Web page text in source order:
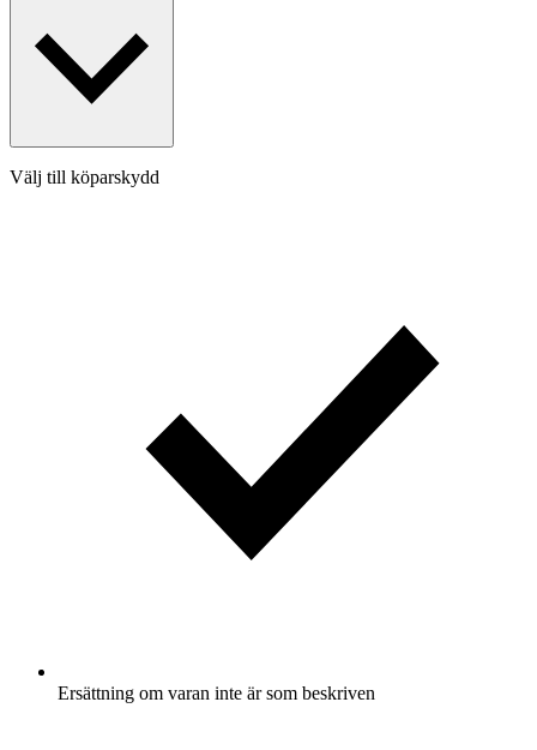
Välj till köparskydd
Ersättning om varan inte är som beskriven